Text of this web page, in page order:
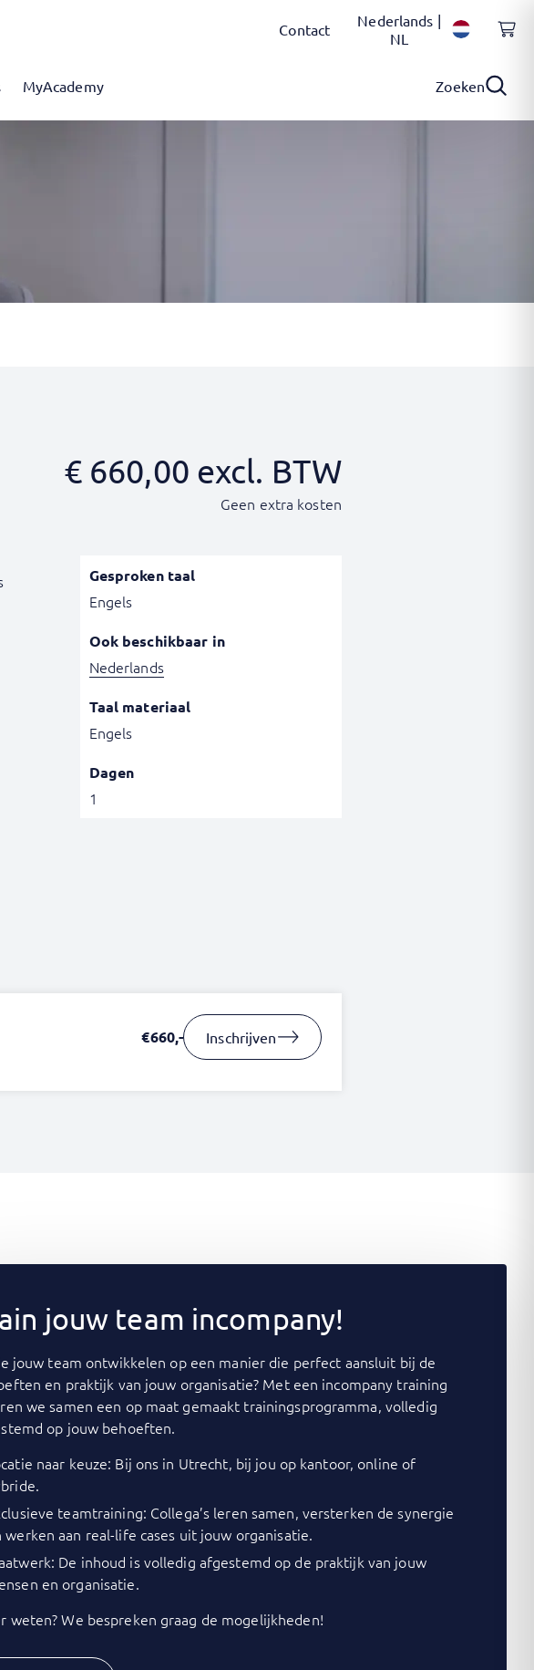
Contact
Nederlands |
NL
MyAcademy Zoeken
€660,00 excl. BTW
Geen extra kosten
Gesproken taal
Engels
Ook beschikbaar in
Nederlands
Taal materiaal
Engels
Dagen
1
€660,- Inschrijven
jouw team incompany!
jouw team ontwikkelen op een manier die perfect aansluit bij de
en praktijk van jouw organisatie? Met een incompany training
we samen een op maat gemaakt trainingsprogramma, volledig
op jouw behoeften.
naar keuze: Bij ons in Utrecht, bij jou op kantoor, online of
teamtraining: Collega’s leren samen, versterken de synergie
werken aan real-life cases uit jouw organisatie.
De inhoud is volledig afgestemd op de praktijk van jouw
en organisatie.
weten? We bespreken graag de mogelijkheden!